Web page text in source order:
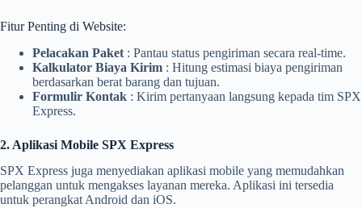
Fitur Penting di Website:
Pelacakan Paket : Pantau status pengiriman secara real-time.
Kalkulator Biaya Kirim : Hitung estimasi biaya pengiriman
berdasarkan berat barang dan tujuan.
Formulir Kontak : Kirim pertanyaan langsung kepada tim SPX
Express.
2. Aplikasi Mobile SPX Express
SPX Express juga menyediakan aplikasi mobile yang memudahkan
pelanggan untuk mengakses layanan mereka. Aplikasi ini tersedia
untuk perangkat Android dan iOS.